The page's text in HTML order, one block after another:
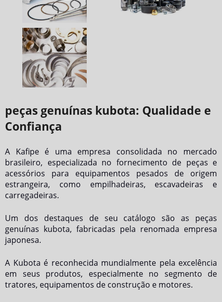
peças genuínas kubota: Qualidade e
Confiança
A Kafipe é uma empresa consolidada no mercado
brasileiro, especializada no fornecimento de peças e
acessórios para equipamentos pesados de origem
estrangeira, como empilhadeiras, escavadeiras e
carregadeiras.
Um dos destaques de seu catálogo são as peças
genuínas kubota, fabricadas pela renomada empresa
japonesa.
A Kubota é reconhecida mundialmente pela excelência
em seus produtos, especialmente no segmento de
tratores, equipamentos de construção e motores.